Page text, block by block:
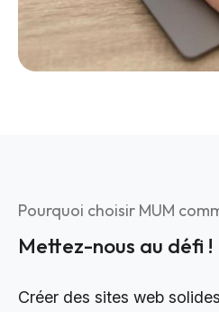
Pourquoi choisir MUM
Mettez-nous au défi !
Créer des sites web